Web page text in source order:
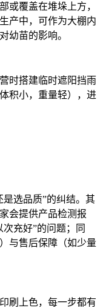
或覆盖在堆垛上方，
产中，可作为大棚内
幼苗的影响。
时搭建临时遮阳挡雨
积小，重量轻），进
选品质”的纠结。其
会提供产品检测报
充好”的问题；同
与售后保障（如少量
刷上色，每一步都有